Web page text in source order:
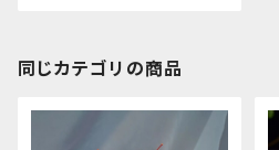
同じカテゴリの商品